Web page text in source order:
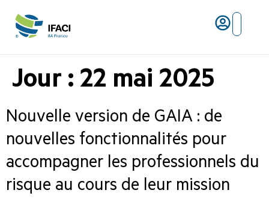
Jour :22 mai 2025
Nouvelle version de GAIA : de
nouvelles fonctionnalités pour
accompagner les professionnels du
risque au cours de leur mission